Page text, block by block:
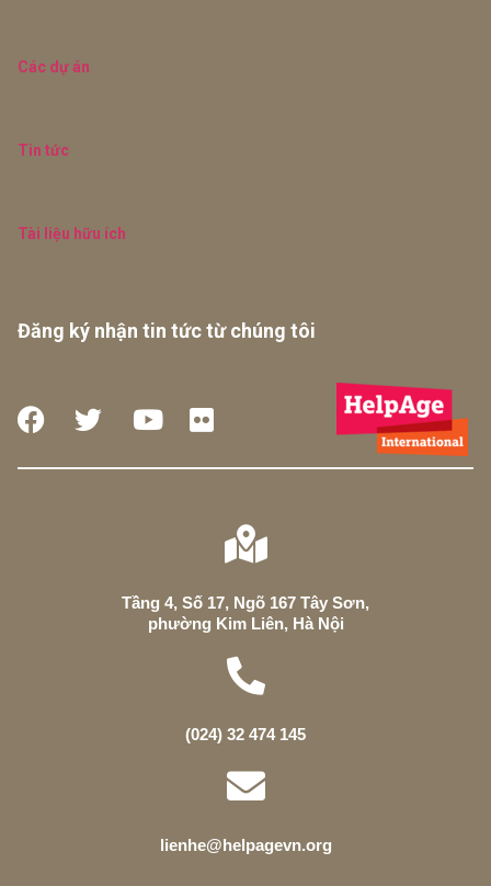
Các dự án
Tin tức
Tài liệu hữu ích
Đăng ký nhận tin tức từ chúng tôi
Tầng 4, Số 17, Ngõ 167 Tây Sơn,
phường Kim Liên, Hà Nội
(024) 32 474 145
lienhe@helpagevn.org